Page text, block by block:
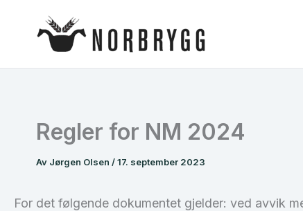
Regler for NM 2024
Av Jørgen Olsen /17. september 2023
For det følgende dokumentet gjelder: ved avvik